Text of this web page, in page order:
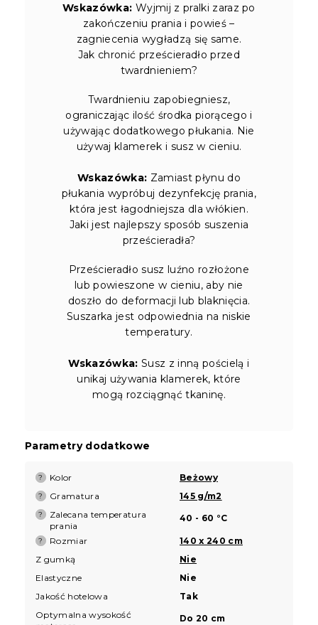
Wskazówka: Wyjmij z pralki zaraz po
zakończeniu prania i powieś –
zagniecenia wygładzą się same.
Jak chronić prześcieradło przed
twardnieniem?
Twardnieniu zapobiegniesz,
ograniczając ilość środka piorącego i
używając dodatkowego płukania. Nie
używaj klamerek i susz w cieniu.
Wskazówka: Zamiast płynu do
płukania wypróbuj dezynfekcję prania,
która jest łagodniejsza dla włókien.
Jaki jest najlepszy sposób suszenia
prześcieradła?
Prześcieradło susz luźno rozłożone
lub powieszone w cieniu, aby nie
doszło do deformacji lub blaknięcia.
Suszarka jest odpowiednia na niskie
temperatury.
Wskazówka: Susz z inną pościelą i
unikaj używania klamerek, które
mogą rozciągnąć tkaninę.
Parametry dodatkowe
? Kolor Beżowy
? Gramatura 145 g/m2
?
Zalecana temperatura
prania
40 - 60 °C
? Rozmiar
140 x 240 cm
Z gumką
Nie
Elastyczne
Nie
Jakość hotelowa
Tak
Optymalna wysokość
Do 20 cm